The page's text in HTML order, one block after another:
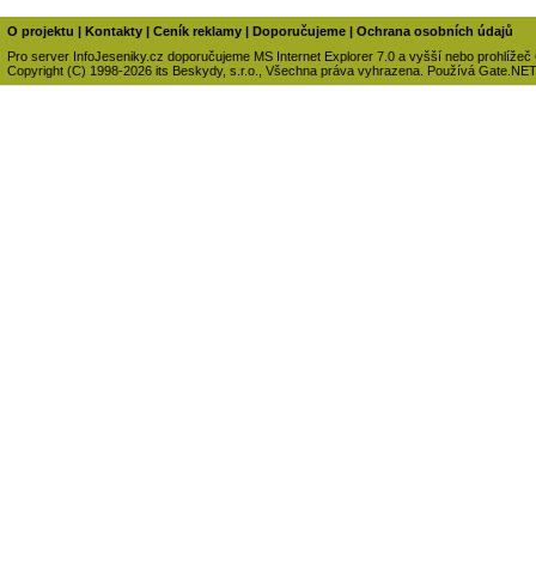
O projektu Kontakty Ceník reklamy Doporučujeme
Ochrana osobních údajů
Pro server InfoJeseniky.cz doporučujeme MS Internet Explorer 7.0 a vyšší nebo prohlížeč
Copyright (C) 1998-2026 its Beskydy, s.r.o., Všechna práva vyhrazena. Používá